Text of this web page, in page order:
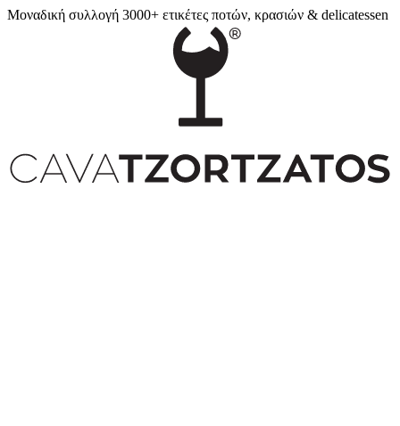
Μοναδική συλλογή 3000+ ετικέτες ποτών, κρασιών & delicatessen